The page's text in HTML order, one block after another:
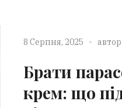
8 Серпня, 2025 автор
Брати
крем: що